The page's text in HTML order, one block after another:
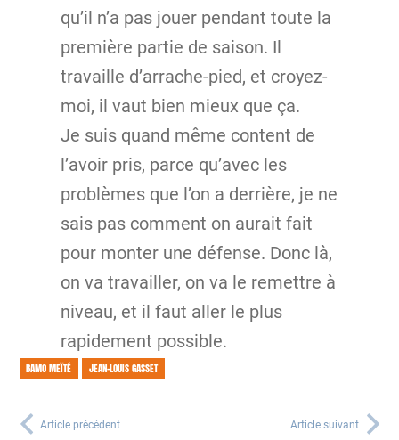
qu’il n’a pas jouer pendant toute la
première partie de saison. Il
travaille d’arrache-pied, et croyez-
moi, il vaut bien mieux que ça.
Je suis quand même content de
l’avoir pris, parce qu’avec les
problèmes que l’on a derrière, je ne
sais pas comment on aurait fait
pour monter une défense. Donc là,
on va travailler, on va le remettre à
niveau, et il faut aller le plus
rapidement possible.
BAMO MEÏTÉ JEAN-LOUIS GASSET
Article précédent Article suivant